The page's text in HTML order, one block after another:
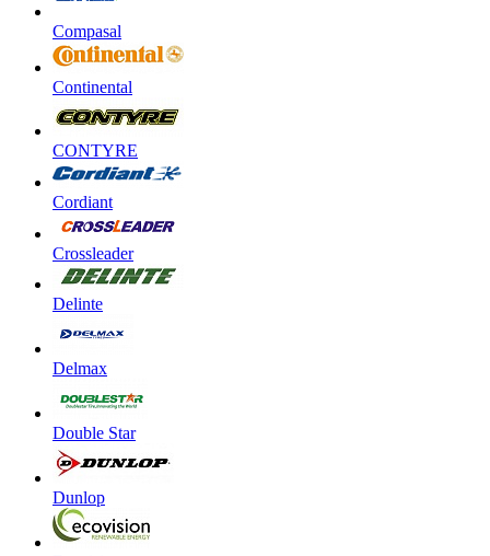
Compasal
Continental
CONTYRE
Cordiant
Crossleader
Delinte
Delmax
Double Star
Dunlop